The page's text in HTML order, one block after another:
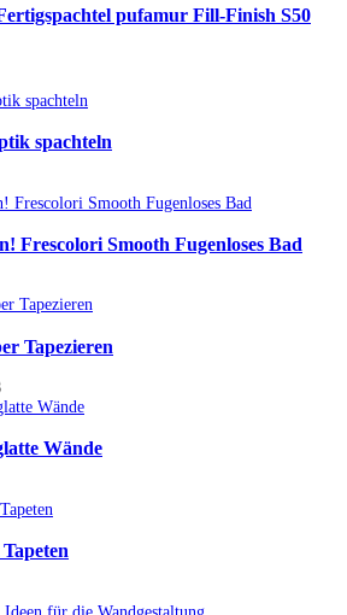
pufamur Fill-Finish S50
spachteln
Frescolori Smooth Fugenloses Bad
Tapezieren
Wände